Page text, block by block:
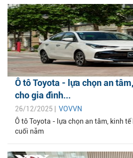
Ô tô Toyota - lựa chọn an
cho gia đình...
26/12/2025 | VOVVN
Ô tô Toyota - lựa chọn an tâm, kinh
cuối năm